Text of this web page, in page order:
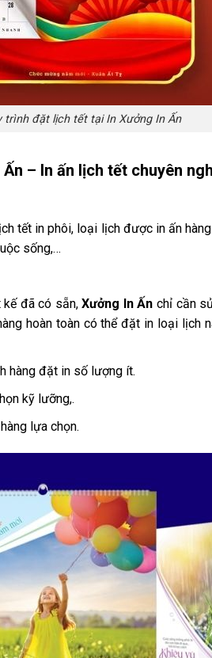
trình đặt lịch tết tại In Xưởng In Ấn
– In ấn lịch tết chuyên
tết in phôi, loại lịch được in ấn
sống,…
kế đã có sẵn,Xưởng In Ấnchỉ cần
hoàn toàn có thể đặt in loại lịch
hàng đặt in số lượng ít.
kỹ lưỡng,.
lựa chọn.